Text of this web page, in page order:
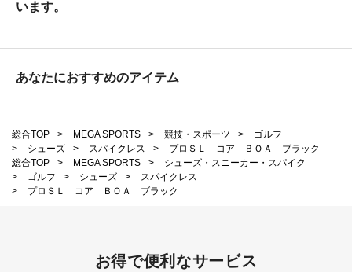
います。
あなたにおすすめのアイテム
総合TOP > MEGA SPORTS > 競技・スポーツ >
ゴルフ
>
シューズ > スパイクレス >
プロＳＬ コア ＢＯＡ ブラック
総合TOP
> MEGA SPORTS >
シューズ・スニーカー・スパイク
>
ゴルフ > シューズ >
スパイクレス
>
プロＳＬ コア ＢＯＡ ブラック
お得で便利なサービス